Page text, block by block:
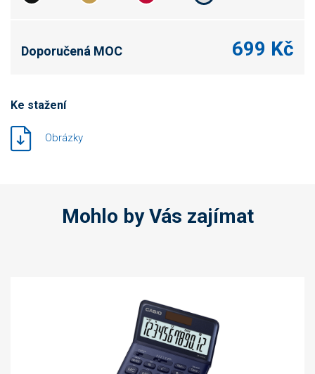
Doporučená MOC 699 Kč
Ke stažení
Obrázky
Mohlo by Vás zajímat